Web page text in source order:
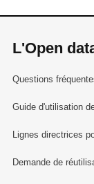
L'Open
Questions
Guide d'utilisation
Lignes directrices
Demande de